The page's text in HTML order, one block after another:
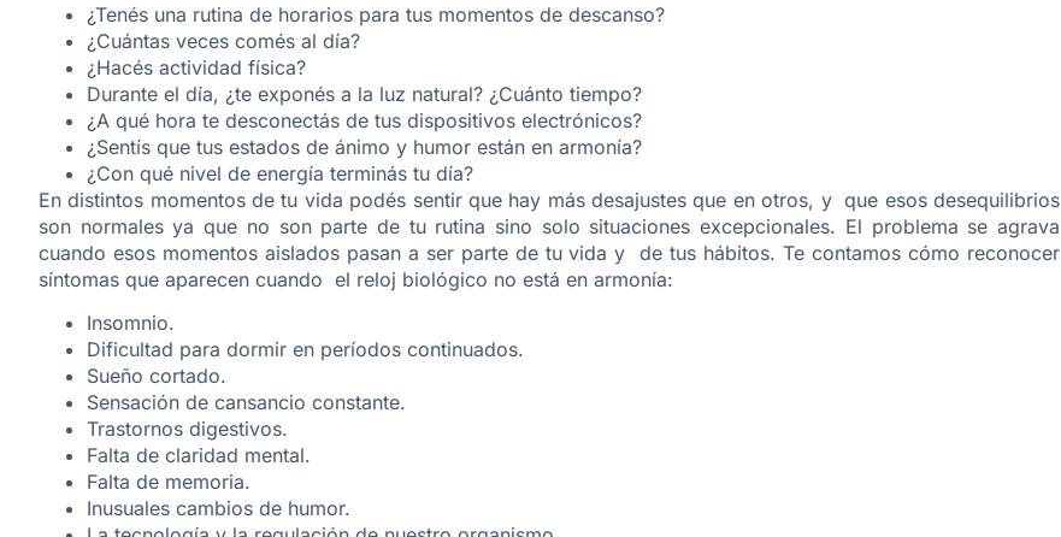
¿Tenés una rutina de horarios para tus momentos de descanso?
¿Cuántas veces comés al día?
¿Hacés actividad física?
Durante el día, ¿te exponés a la luz natural? ¿Cuánto tiempo?
¿A qué hora te desconectás de tus dispositivos electrónicos?
¿Sentís que tus estados de ánimo y humor están en armonía?
¿Con qué nivel de energía terminás tu día?
En distintos momentos de tu vida podés sentir que hay más desajustes que en otros, y que esos desequilibrios
son normales ya que no son parte de tu rutina sino solo situaciones excepcionales. El problema se agrava
cuando esos momentos aislados pasan a ser parte de tu vida y de tus hábitos. Te contamos cómo reconocer
síntomas que aparecen cuando el reloj biológico no está en armonía:
Insomnio.
Dificultad para dormir en períodos continuados.
Sueño cortado.
Sensación de cansancio constante.
Trastornos digestivos.
Falta de claridad mental.
Falta de memoria.
Inusuales cambios de humor.